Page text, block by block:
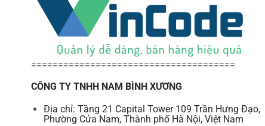
======================================
CÔNG TY TNHH NAM BÌNH XƯƠNG
Địa chỉ: Tầng 21 Capital Tower 109 Trần Hưng Đạo,
Phường Cửa Nam, Thành phố Hà Nội, Việt Nam